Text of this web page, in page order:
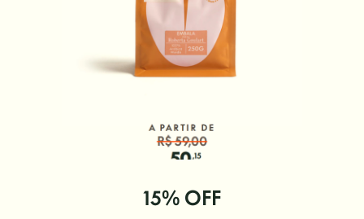
15% OFF